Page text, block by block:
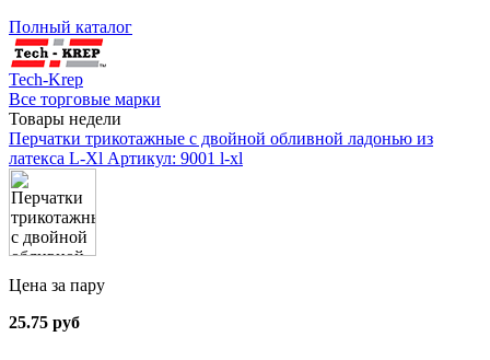
Полный каталог
Tech-Krep
Все торговые марки
Товары недели
Перчатки трикотажные с двойной обливной ладонью из
латекса L-Xl Артикул: 9001 l-xl
Цена за пару
25.75 руб